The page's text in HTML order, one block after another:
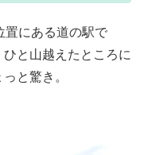
置にある道の駅で
と山越えたところに
と驚き。